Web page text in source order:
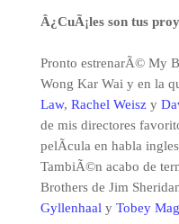
Â¿CuÃ¡les son tus
Pronto estrenarÃ© My
Wong Kar Wai y en la
Law, Rachel Weiszy
de mis directores
pelÃ­cula en habla
TambiÃ©n acabo de
Brothers de Jim
Gyllenhaal y Tobey